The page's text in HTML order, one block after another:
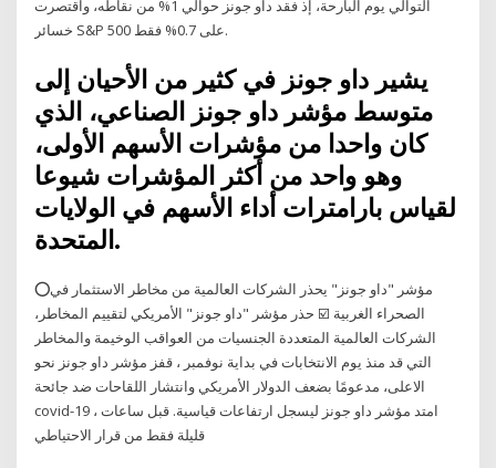
التوالي يوم البارحة، إذ فقد داو جونز حوالي 1% من نقاطه، واقتصرت
خسائر S&P 500 على 0.7% فقط.
يشير داو جونز في كثير من الأحيان إلى
متوسط مؤشر داو جونز الصناعي، الذي
كان واحدا من مؤشرات الأسهم الأولى،
وهو واحد من أكثر المؤشرات شيوعا
لقياس بارامترات أداء الأسهم في الولايات
المتحدة.
⭕مؤشر "داو جونز" يحذر الشركات العالمية من مخاطر الاستثمار في
الصحراء الغربية ☑️ حذر مؤشر "داو جونز" الأمريكي لتقييم المخاطر،
الشركات العالمية المتعددة الجنسيات من العواقب الوخيمة والمخاطر
التي قد منذ يوم الانتخابات في بداية نوفمبر ، قفز مؤشر داو جونز نحو
الاعلى، مدعومًا بضعف الدولار الأمريكي وانتشار اللقاحات ضد جائحة
covid-19 ، امتد مؤشر داو جونز ليسجل ارتفاعات قياسية. قبل ساعات
قليلة فقط من قرار الاحتياطي